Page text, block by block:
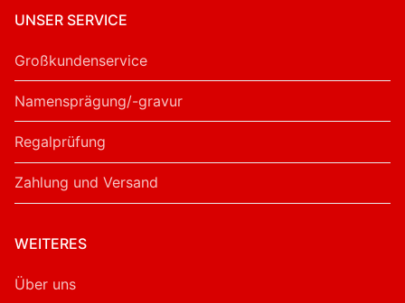
UNSER SERVICE
Großkundenservice
Namensprägung/-gravur
Regalprüfung
Zahlung und Versand
WEITERES
Über uns